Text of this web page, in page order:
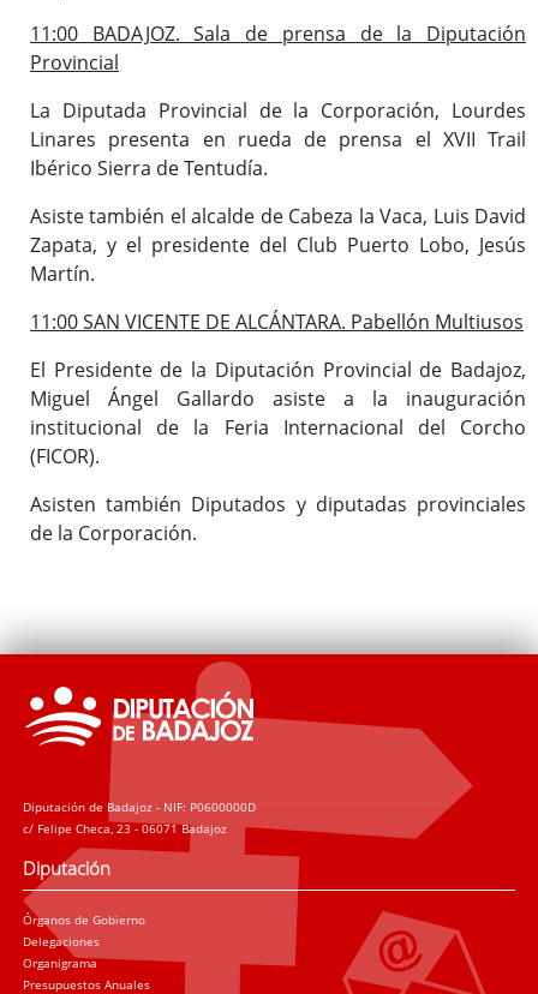
11:00 BADAJOZ. Sala de prensa de la Diputación
Provincial
La Diputada Provincial de la Corporación, Lourdes
Linares presenta en rueda de prensa el XVII Trail
Ibérico Sierra de Tentudía.
Asiste también el alcalde de Cabeza la Vaca, Luis David
Zapata, y el presidente del Club Puerto Lobo, Jesús
Martín.
11:00 SAN VICENTE DE ALCÁNTARA. Pabellón Multiusos
El Presidente de la Diputación Provincial de Badajoz,
Miguel Ángel Gallardo asiste a la inauguración
institucional de la Feria Internacional del Corcho
(FICOR).
Asisten también Diputados y diputadas provinciales
de la Corporación.
Diputación de Badajoz - NIF: P0600000D
c/ Felipe Checa, 23 - 06071 Badajoz
Diputación
Órganos de Gobierno
Delegaciones
Organigrama
Presupuestos Anuales